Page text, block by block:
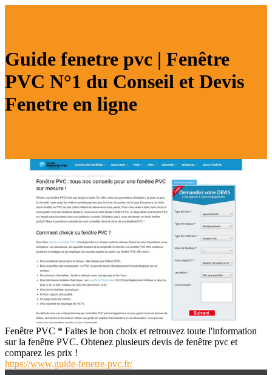
Guide fenetre pvc | Fenêtre
PVC N°1 du Conseil et Devis
Fenetre en ligne
Fenêtre PVC * Faites le bon choix et retrouvez toute l'information
sur la fenêtre PVC. Obtenez plusieurs devis de fenêtre pvc et
comparez les prix !
https://www.guide-fenetre-pvc.fr/